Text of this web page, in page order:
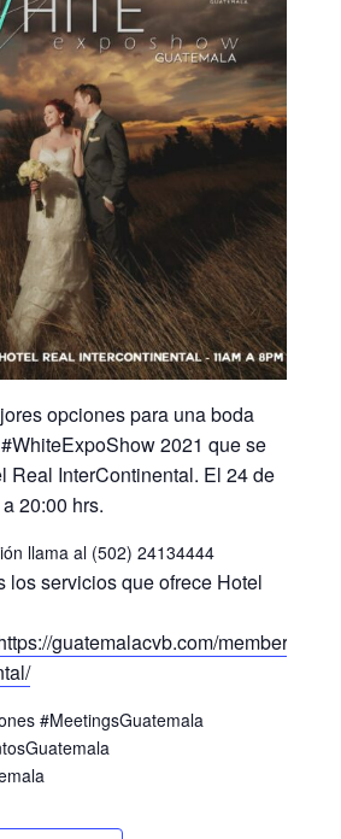
opciones para una boda
2021 que se
Real InterContinental. El 24 de
20:00 hrs.
llama al (502) 24134444
los servicios que ofrece Hotel
guatemalacvb.com/member/hotel-
#MeetingsGuatemala